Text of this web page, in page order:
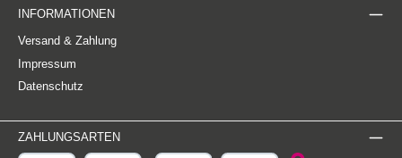
INFORMATIONEN
Versand & Zahlung
Impressum
Datenschutz
ZAHLUNGSARTEN